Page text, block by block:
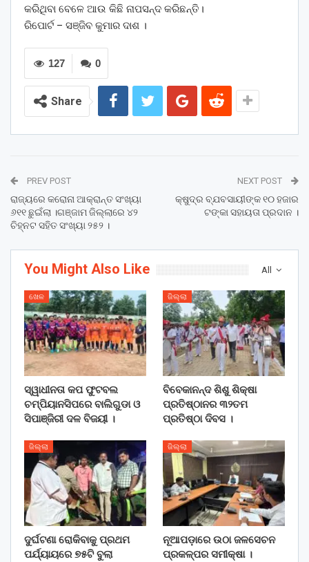
କରିଥିବା ବେଳେ ଆଉ କିଛି ନାପସନ୍ଦ କରିଛନ୍ତି।
ରିପୋର୍ଟ – ସଞ୍ଜିବ କୁମାର ଦାଶ ।
0
127
Share
PREV POST
ରାଜ୍ୟରେ କରୋନା ଆକ୍ରାନ୍ତ ସଂଖ୍ୟା
୬୧୧ ଛୁଇଁଲା ।ଗଞ୍ଜାମ ଜିଲ୍ଲାରେ ୪୨
ଚିହ୍ନଟ ସହିତ ସଂଖ୍ୟା ୨୫୨ ।
NEXT POST
କ୍ଷୁଦ୍ର ବ୍ଯବସାୟୀଙ୍କ ୧୦ ହଜାର
ଟଙ୍କା ସହାୟତା ପ୍ରଦାନ ।
All
You Might Also Like
ଖେଳ
ସ୍ୱାଧୀନତା କପ ଫୁଟବଲ
ଚମ୍ପିୟାନସିପରେ ବାଲିଗୁଡା ଓ
ସିପାଞ୍ଜିରୀ ଦଳ ବିଜୟୀ ।
ଜିଲ୍ଲା
ବିବେକାନନ୍ଦ ଶିଶୁ ଶିକ୍ଷା
ପ୍ରତିଷ୍ଠାନର ୩୨ତମ
ପ୍ରତିଷ୍ଠା ଦିବସ ।
ଜିଲ୍ଲା
ଦୁର୍ଘଟଣା ରୋକିବାକୁ ପ୍ରଥମ
ପର୍ଯ୍ୟାୟରେ ୭୫ଟି ବୁଲା
ଜିଲ୍ଲା
ନୂଆପଡ଼ାରେ ଉଠା ଜଳସେଚନ
ପ୍ରକଳ୍ପର ସମୀକ୍ଷା ।